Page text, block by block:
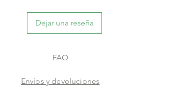
Dejar una reseña
FAQ
Envíos y devoluciones